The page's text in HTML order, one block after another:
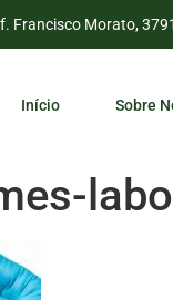
Francisco Morato,
Início Sobre